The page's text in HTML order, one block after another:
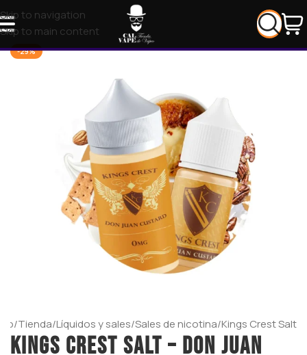
Skip to navigation
Skip to main content
-29%
/Tienda/Líquidos y sales/Sales de nicotina/Kings Crest Salt
KINGS CREST SALT – DON JUAN